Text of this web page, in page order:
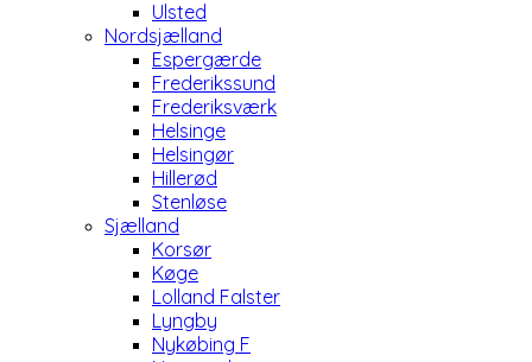
Ulsted
Nordsjælland
Espergærde
Frederikssund
Frederiksværk
Helsinge
Helsingør
Hillerød
Stenløse
Sjælland
Korsør
Køge
Lolland Falster
Lyngby
Nykøbing F